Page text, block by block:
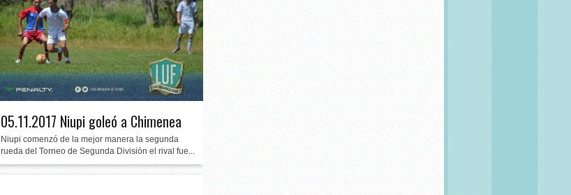
05.11.2017 Niupi goleó a Chimenea
Niupi comenzó de la mejor manera la segunda
rueda del Torneo de Segunda División el rival fue...